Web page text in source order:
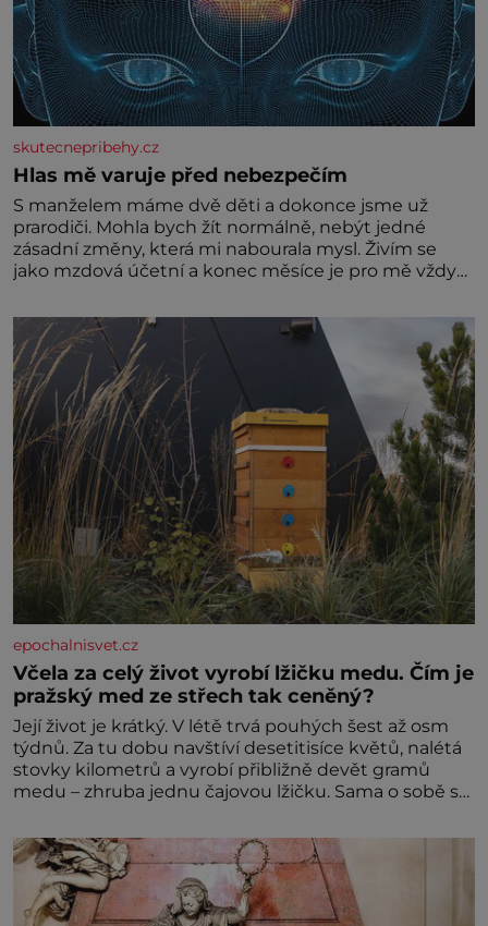
skutecnepribehy.cz
Hlas mě varuje před nebezpečím
S manželem máme dvě děti a dokonce jsme už
prarodiči. Mohla bych žít normálně, nebýt jedné
zásadní změny, která mi nabourala mysl. Živím se
jako mzdová účetní a konec měsíce je pro mě vždy
máme vnoučata, mi dcera čím dál častěji volá o
pomoc, co se hlídání týče. Dalo by se
epochalnisvet.cz
Včela za celý život vyrobí lžičku medu. Čím je
pražský med ze střech tak ceněný?
Její život je krátký. V létě trvá pouhých šest až osm
týdnů. Za tu dobu navštíví desetitisíce květů, nalétá
stovky kilometrů a vyrobí přibližně devět gramů
medu – zhruba jednu čajovou lžičku. Sama o sobě se
dalšími desítkami tisíc příslušnic svého včelstva,
vznikne jeden z nejdokonalejších organismů